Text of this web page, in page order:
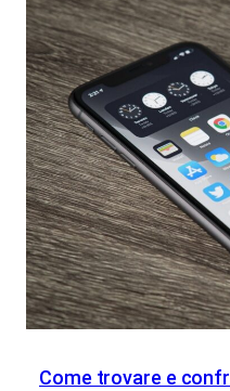
Come trovare e